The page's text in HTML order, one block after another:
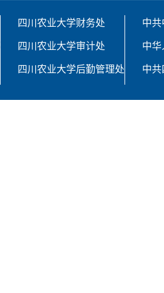
四川农业大学财务处
四川农业大学审计处
四川农业大学后勤管理处
中
中
中